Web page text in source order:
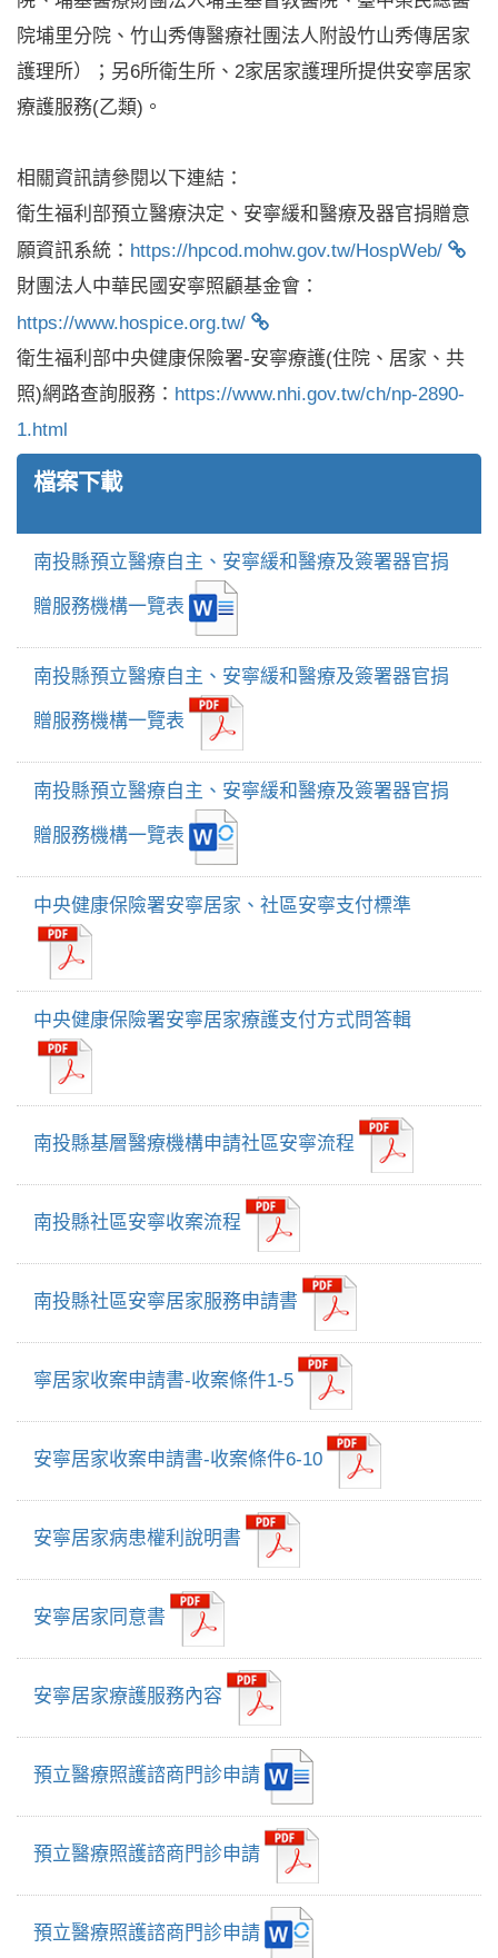
院埔里分院、竹山秀傳醫療社團法人附設竹山秀傳居家
護理所）；另6所衛生所、2家居家護理所提供安寧居家
療護服務(乙類)。
相關資訊請參閱以下連結：
衛生福利部預立醫療決定、安寧緩和醫療及器官捐贈意
願資訊系統： https://hpcod.mohw.gov.tw/HospWeb/
財團法人中華民國安寧照顧基金會：
https://www.hospice.org.tw/
衛生福利部中央健康保險署-安寧療護(住院、居家、共
照)網路查詢服務： https://www.nhi.gov.tw/ch/np-2890-
1.html
檔案下載
南投縣預立醫療自主、安寧緩和醫療及簽署器官捐
贈服務機構一覽表
南投縣預立醫療自主、安寧緩和醫療及簽署器官捐
贈服務機構一覽表
南投縣預立醫療自主、安寧緩和醫療及簽署器官捐
贈服務機構一覽表
中央健康保險署安寧居家、社區安寧支付標準
中央健康保險署安寧居家療護支付方式問答輯
南投縣基層醫療機構申請社區安寧流程
南投縣社區安寧收案流程
南投縣社區安寧居家服務申請書
寧居家收案申請書-收案條件1-5
安寧居家收案申請書-收案條件6-10
安寧居家病患權利說明書
安寧居家同意書
安寧居家療護服務內容
預立醫療照護諮商門診申請
預立醫療照護諮商門診申請
預立醫療照護諮商門診申請